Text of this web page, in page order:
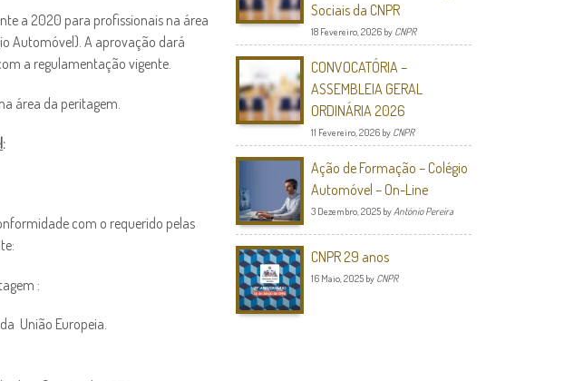
a 2020 para profissionais na área
Automóvel). A aprovação dará
a regulamentação vigente.
área da peritagem.
:
com o requerido pelas
:
União Europeia.
Sociais da CNPR
18 Fevereiro, 2026 by CNPR
CONVOCATÓRIA –
ASSEMBLEIA GERAL
ORDINÁRIA 2026
11 Fevereiro, 2026 by CNPR
Ação de Formação – Colégio
Automóvel – On-Line
3 Dezembro, 2025 byAntónio Pereira
CNPR 29 anos
16 Maio, 2025 by CNPR